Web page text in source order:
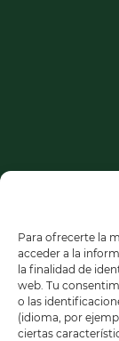
Para ofrecerte la
acceder a la
la finalidad de
web. Tu
o las
(idioma, por
ciertas